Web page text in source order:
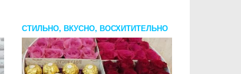
СТИЛЬНО, ВКУСНО, ВОСХИТИТЕЛЬНО
И ПОПУЛЯРНО